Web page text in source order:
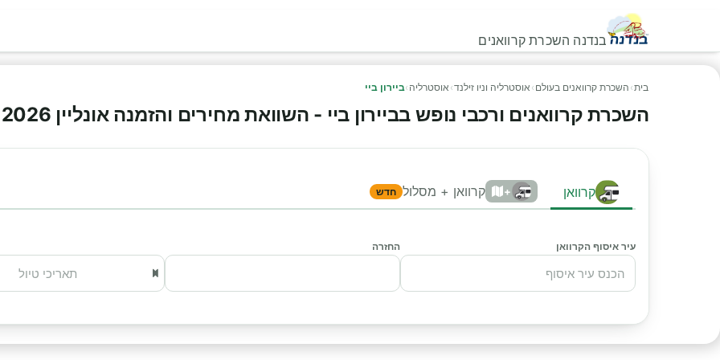
בנדנה השכרת קרוואנים
בית› השכרת קרוואנים בעולם › אוסטרליה וניו זילנד› אוסטרליה ›ביירון ביי
השכרת קרוואנים ורכבי נופש בביירון ביי - השוואת מחירים והזמנה אונליין 2026
קרוואן + קרוואן + מסלול חדש
עיר איסוף הקרוואן החזרה